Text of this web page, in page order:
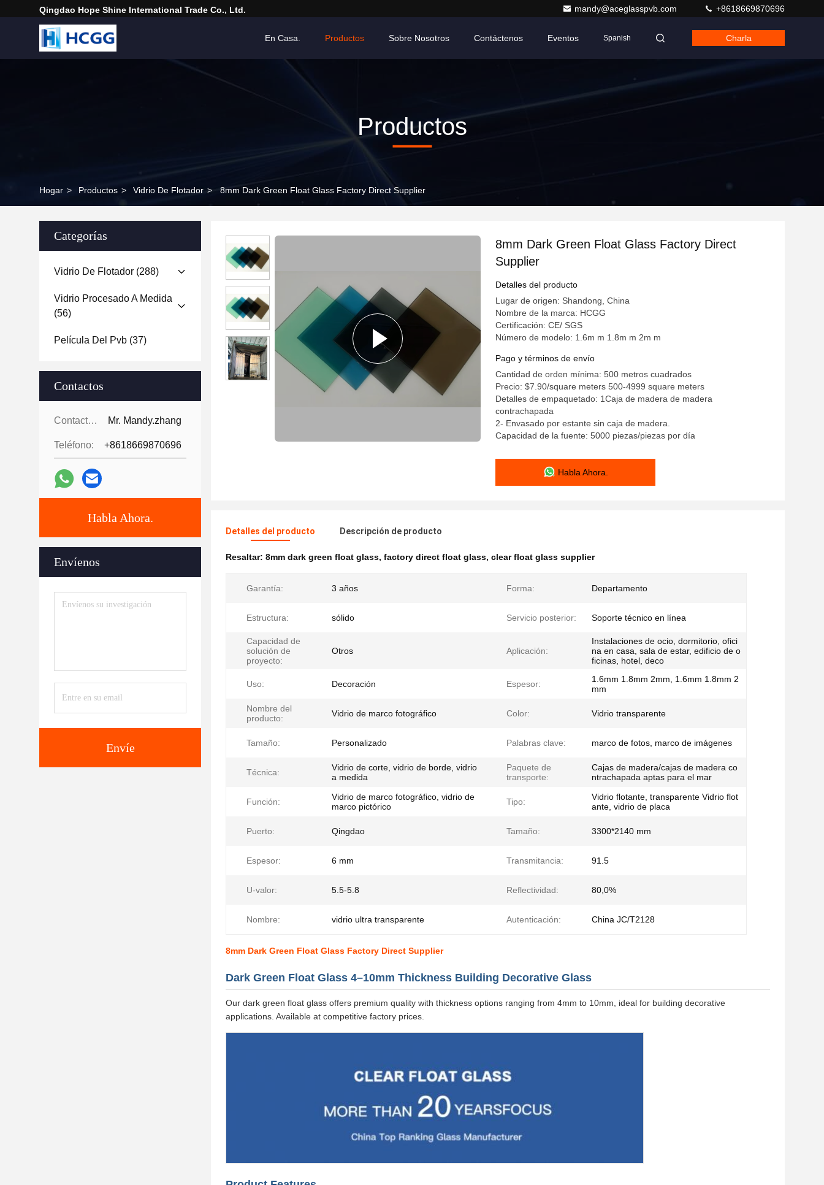
Qingdao Hope Shine International Trade Co., Ltd. mandy@aceglasspvb.com +8618669870696
En Casa. Productos Sobre Nosotros Contáctenos Eventos Spanish Charla
Productos
Hogar > Productos > Vidrio De Flotador > 8mm Dark Green Float Glass Factory Direct Supplier
Categorías
Vidrio De Flotador (288)
Vidrio Procesado A Medida
(56)
Película Del Pvb (37)
Contactos
Contactos: Mr. Mandy.zhang
Teléfono: +8618669870696
Habla Ahora.
Envíenos
Envíe
8mm Dark Green Float Glass Factory Direct
Supplier
Detalles del producto
Lugar de origen: Shandong, China
Nombre de la marca: HCGG
Certificación: CE/ SGS
Número de modelo: 1.6m m 1.8m m 2m m
Pago y términos de envío
Cantidad de orden mínima: 500 metros cuadrados
Precio: $7.90/square meters 500-4999 square meters
Detalles de empaquetado: 1Caja de madera de madera
contrachapada
2- Envasado por estante sin caja de madera.
Capacidad de la fuente: 5000 piezas/piezas por día
Habla Ahora.
Detalles del producto Descripción de producto
Resaltar: 8mm dark green float glass, factory direct float glass, clear float glass supplier
Garantía: 3 años Forma: Departamento
Estructura: sólido Servicio posterior: Soporte técnico en línea
Capacidad de
solución de
proyecto:
Otros Aplicación:
Instalaciones de ocio, dormitorio, ofici
na en casa, sala de estar, edificio de o
ficinas, hotel, deco
Uso: Decoración Espesor:
1.6mm 1.8mm 2mm, 1.6mm 1.8mm 2
mm
Nombre del
producto:
Vidrio de marco fotográfico Color: Vidrio transparente
Tamaño: Personalizado Palabras clave: marco de fotos, marco de imágenes
Técnica:
Vidrio de corte, vidrio de borde, vidrio
a medida
Paquete de
transporte:
Cajas de madera/cajas de madera co
ntrachapada aptas para el mar
Función:
Vidrio de marco fotográfico, vidrio de
marco pictórico
Tipo:
Vidrio flotante, transparente Vidrio flot
ante, vidrio de placa
Puerto: Qingdao Tamaño: 3300*2140 mm
Espesor: 6 mm Transmitancia: 91.5
U-valor: 5.5-5.8 Reflectividad: 80,0%
Nombre: vidrio ultra transparente Autenticación: China JC/T2128
8mm Dark Green Float Glass Factory Direct Supplier
Dark Green Float Glass 4–10mm Thickness Building Decorative Glass
Our dark green float glass offers premium quality with thickness options ranging from 4mm to 10mm, ideal for building decorative
applications. Available at competitive factory prices.